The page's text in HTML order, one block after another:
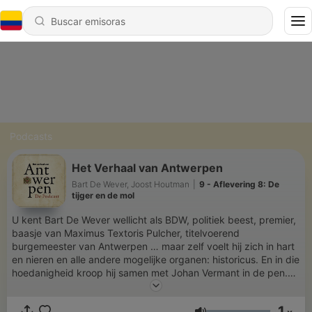
Podcasts
Het Verhaal van Antwerpen
Bart De Wever, Joost Houtman
9 - Aflevering 8: De
tijger en de mol
U kent Bart De Wever wellicht als BDW, politiek beest, premier,
baasje van Maximus Textoris Pulcher, titelvoerend
burgemeester van Antwerpen … maar zelf voelt hij zich in hart
en nieren en alle andere mogelijke organen: historicus. En in die
hoedanigheid kroop hij samen met Johan Vermant in de pen.
Dat resulteerde in het boek ‘Het Verhaal van Antwerpen’